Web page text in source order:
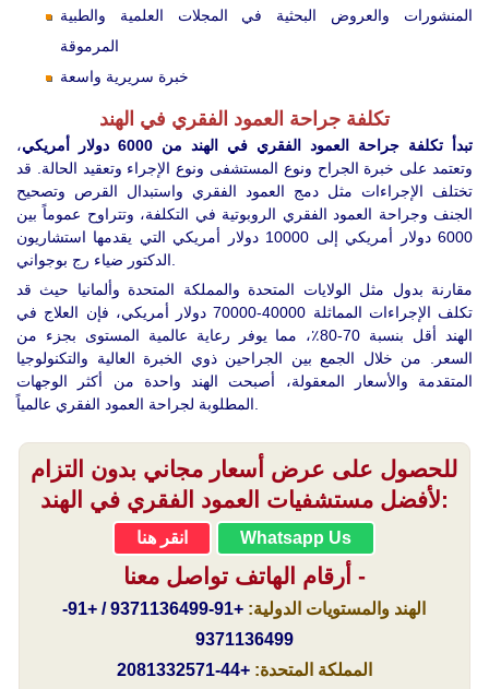
المنشورات والعروض البحثية في المجلات العلمية والطبية
المرموقة
خبرة سريرية واسعة
تكلفة جراحة العمود الفقري في الهند
تبدأ تكلفة جراحة العمود الفقري في الهند من 6000 دولار أمريكي
،
وتعتمد على خبرة الجراح ونوع المستشفى ونوع الإجراء وتعقيد الحالة. قد
تختلف الإجراءات مثل دمج العمود الفقري واستبدال القرص وتصحيح
الجنف وجراحة العمود الفقري الروبوتية في التكلفة، وتتراوح عموماً بين
6000 دولار أمريكي إلى 10000 دولار أمريكي التي يقدمها استشاريون
مقارنة بدول مثل الولايات المتحدة والمملكة المتحدة وألمانيا حيث قد
تكلف الإجراءات المماثلة 40000-70000 دولار أمريكي، فإن العلاج في
الهند أقل بنسبة 70-80٪، مما يوفر رعاية عالمية المستوى بجزء من
السعر. من خلال الجمع بين الجراحين ذوي الخبرة العالية والتكنولوجيا
المتقدمة والأسعار المعقولة، أصبحت الهند واحدة من أكثر الوجهات
للحصول على عرض أسعار مجاني بدون التزام
لأفضل مستشفيات العمود الفقري في الهند:
انقر هنا Whatsapp Us
أرقام الهاتف تواصل معنا -
الهند والمستويات الدولية:
+91-9371136499 / +91-
9371136499
المملكة المتحدة: +44-2081332571